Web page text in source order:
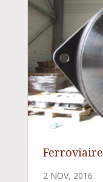
Ferroviaire
2 NOV, 2016